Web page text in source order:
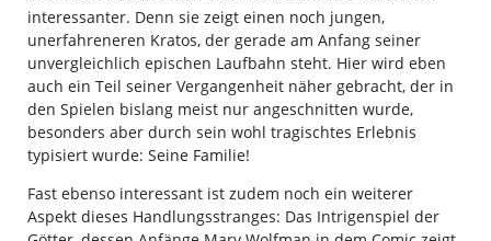
interessanter. Denn sie zeigt einen noch jungen,
unerfahreneren Kratos, der gerade am Anfang seiner
unvergleichlich epischen Laufbahn steht. Hier wird eben
auch ein Teil seiner Vergangenheit näher gebracht, der in
den Spielen bislang meist nur angeschnitten wurde,
besonders aber durch sein wohl tragischtes Erlebnis
typisiert wurde: Seine Familie!
Fast ebenso interessant ist zudem noch ein weiterer
Aspekt dieses Handlungsstranges: Das Intrigenspiel der